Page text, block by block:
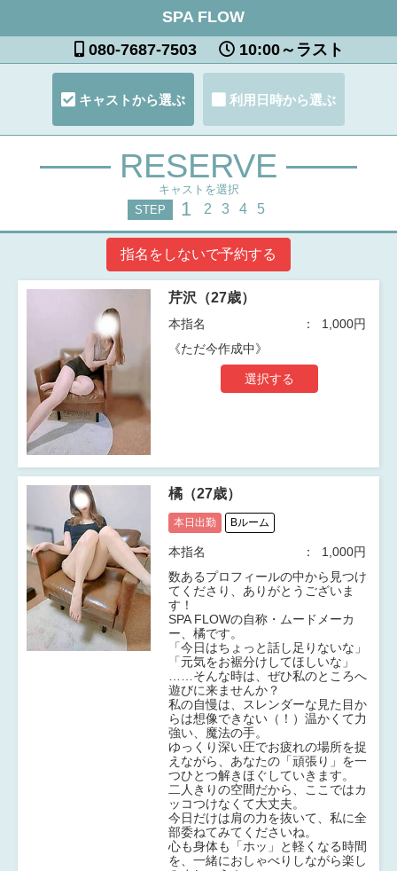
SPA FLOW
080-7687-7503
10:00～ラスト
キャストから選ぶ 利用日時から選ぶ
RESERVE
キャストを選択
STEP
1 2 3 4 5
指名をしないで予約する
芹沢（27歳）
本指名
1,000円
《ただ今作成中》
選択する
橘（27歳）
本日出勤 Bルーム
本指名
1,000円
​数あるプロフィールの中から見つけ
てくださり、ありがとうございま
す！
SPA FLOWの自称・ムードメーカ
ー、橘です。
​「今日はちょっと話し足りないな」
「元気をお裾分けしてほしいな」
……そんな時は、ぜひ私のところへ
遊びに来ませんか？
​私の自慢は、スレンダーな見た目か
らは想像できない（！）温かくて力
強い、魔法の手。
ゆっくり深い圧でお疲れの場所を捉
えながら、あなたの「頑張り」を一
つひとつ解きほぐしていきます。
​二人きりの空間だから、ここではカ
ッコつけなくて大丈夫。
今日だけは肩の力を抜いて、私に全
部委ねてみてくださいね。
心も身体も「ホッ」と軽くなる時間
を、一緒におしゃべりしながら楽し